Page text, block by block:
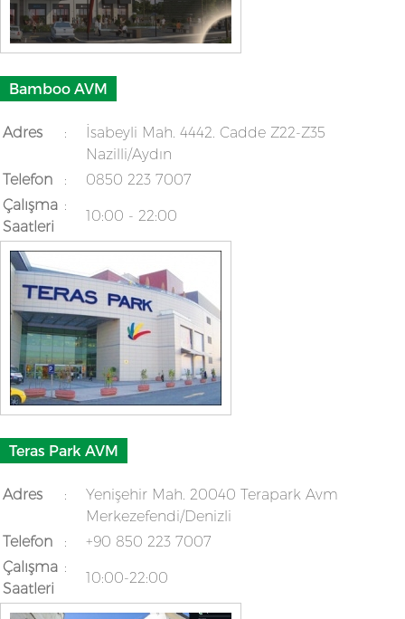
Bamboo AVM
Adres :
İsabeyli Mah. 4442. Cadde Z22-Z35
Nazilli/Aydın
Telefon
:
0850 223 7007
Çalışma
Saatleri
:
10:00 - 22:00
Teras Park AVM
Adres :
Yenişehir Mah. 20040 Terapark Avm
Merkezefendi/Denizli
Telefon
:
+90 850 223 7007
Çalışma
Saatleri
:
10:00-22:00